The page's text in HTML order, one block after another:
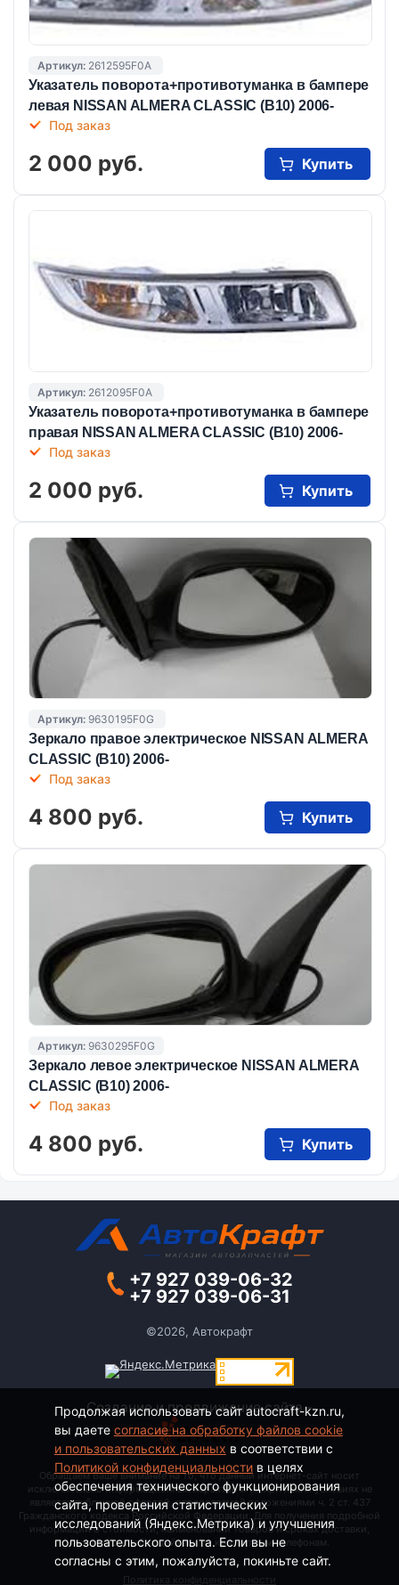
Артикул: 2612595F0A
Указатель поворота+противотуманка в бампере
левая NISSAN ALMERA CLASSIC (B10) 2006-
Под заказ
2 000 руб. Купить
Артикул: 2612095F0A
Указатель поворота+противотуманка в бампере
правая NISSAN ALMERA CLASSIC (B10) 2006-
Под заказ
2 000 руб. Купить
Артикул: 9630195F0G
Зеркало правое электрическое NISSAN ALMERA
CLASSIC (B10) 2006-
Под заказ
4 800 руб. Купить
Артикул: 9630295F0G
Зеркало левое электрическое NISSAN ALMERA
CLASSIC (B10) 2006-
Под заказ
4 800 руб. Купить
+7 927 039-06-32
+7 927 039-06-31
©2026, Автокрафт
Создание и продвижение сайта -
Обращаем Ваше внимание на то, что данный интернет-сайт носит
исключительно информационный характер и ни при каких условиях не
является публичной офертой, определяемой положениями ч. 2 ст. 437
Гражданского кодекса Российской Федерации. Для получения подробной
информации о стоимости, наименовании товаров и сроках доставки,
пожалуйста, обращайтесь по контактным телефонам.
Политика конфиденциальности
Продолжая использовать сайт autocraft-kzn.ru,
вы даете согласие на обработку файлов cookie
и пользовательских данных в соответствии с
Политикой конфиденциальностив целях
обеспечения технического функционирования
сайта, проведения статистических
исследований (Яндекс.Метрика) и улучшения
пользовательского опыта. Если вы не
согласны с этим, пожалуйста, покиньте сайт.